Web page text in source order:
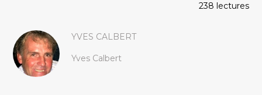
238 lectures
YVES CALBERT
Yves Calbert